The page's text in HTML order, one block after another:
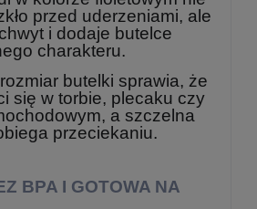
przed uderzeniami, ale
i dodaje butelce
charakteru.
butelki sprawia, że
się w torbie, plecaku czy
a szczelna
przeciekaniu.
BPA I GOTOWA NA